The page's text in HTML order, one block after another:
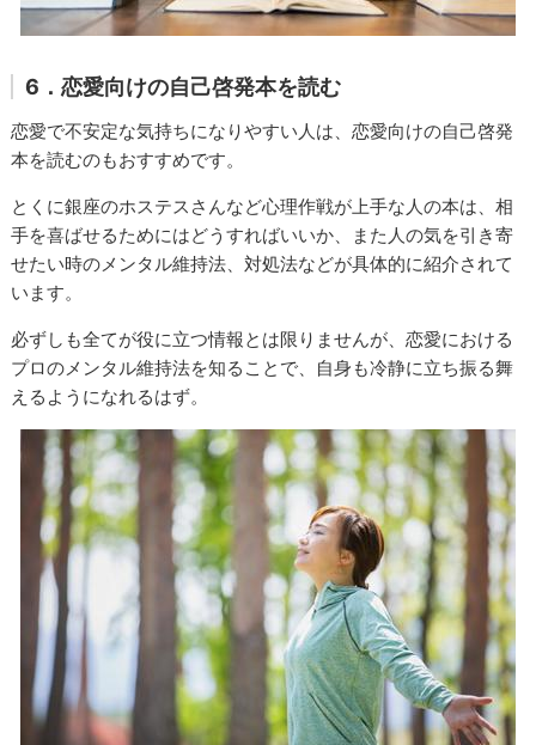
6．恋愛向けの自己啓発本を読む
恋愛で不安定な気持ちになりやすい人は、恋愛向けの自己啓発
本を読むのもおすすめです。
とくに銀座のホステスさんなど心理作戦が上手な人の本は、相
手を喜ばせるためにはどうすればいいか、また人の気を引き寄
せたい時のメンタル維持法、対処法などが具体的に紹介されて
います。
必ずしも全てが役に立つ情報とは限りませんが、恋愛における
プロのメンタル維持法を知ることで、自身も冷静に立ち振る舞
えるようになれるはず。